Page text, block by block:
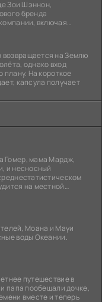
Зои Шэннон,
бренда
включая
на Землю
однако вход
плану. На короткое
капсула получает
Гомер, мама Мардж,
и несносный
на местной
Моана и Мауи
воды Океании.
путешествие в
папа пообещали дочке,
вместе и теперь